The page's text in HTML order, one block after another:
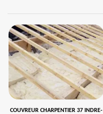
COUVREUR CHARPENTIER 37 INDRE-